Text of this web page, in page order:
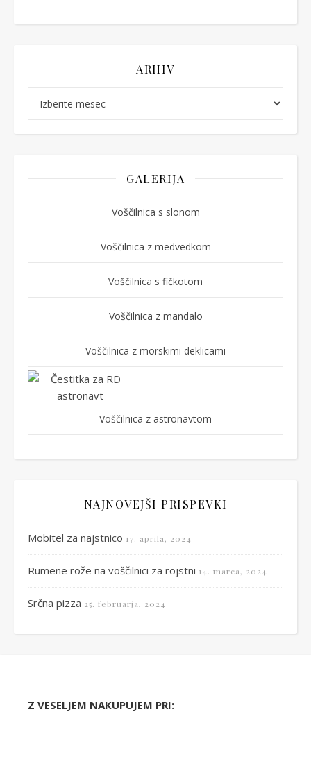
ARHIV
GALERIJA
Voščilnica s slonom
Voščilnica z medvedkom
Voščilnica s fičkotom
Voščilnica z mandalo
Voščilnica z morskimi deklicami
Voščilnica z astronavtom
NAJNOVEJŠI PRISPEVKI
Mobitel za najstnico 17. aprila, 2024
Rumene rože na voščilnici za rojstni 14. marca, 2024
Srčna pizza 25. februarja, 2024
Z VESELJEM NAKUPUJEM PRI: